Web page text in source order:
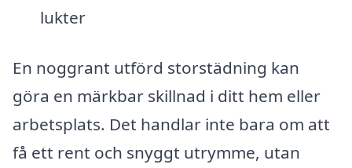
lukter
En noggrant utförd storstädning kan
göra en märkbar skillnad i ditt hem eller
arbetsplats. Det handlar inte bara om att
få ett rent och snyggt utrymme, utan